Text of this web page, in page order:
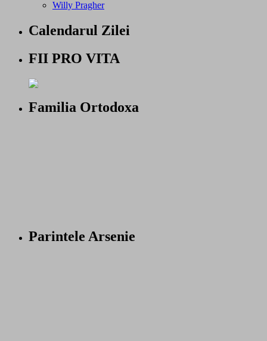
Willy Pragher
Calendarul Zilei
FII PRO VITA
Familia Ortodoxa
Parintele Arsenie